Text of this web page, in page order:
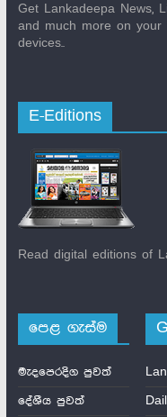
Get Lankadeepa News,
and much more on your
devices..
E-Editions
Read digital editions of
පෙළ ගැස්ම
මැදපෙරදිග පුවත්
දේශීය පුවත්